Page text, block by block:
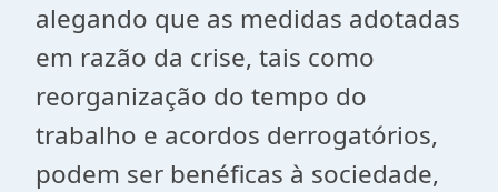
alegando que as medidas adotadas
em razão da crise, tais como
reorganização do tempo do
trabalho e acordos derrogatórios,
podem ser benéficas à sociedade,